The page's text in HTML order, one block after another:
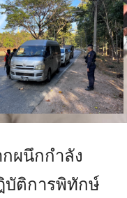
ผนึกกำลัง
บัติการพิทักษ์